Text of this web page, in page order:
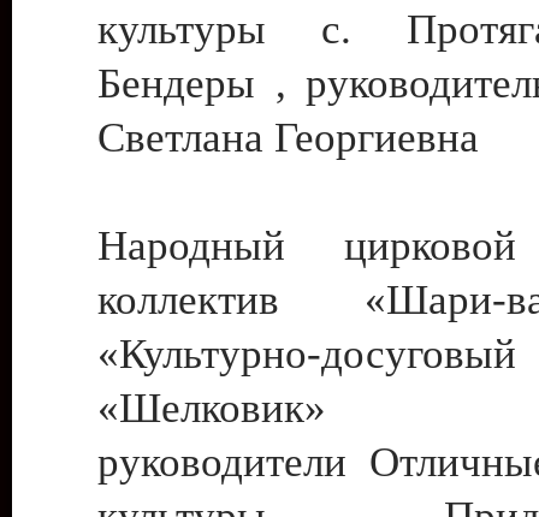
культуры с.
Бендеры ,
Светлана Георгиевна
Народный цирковой
коллектив
«Культурно-
«Шелковик»
руководители